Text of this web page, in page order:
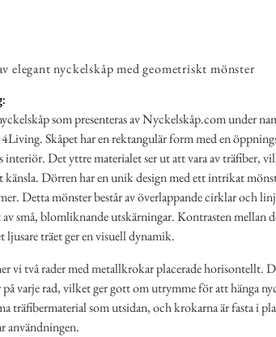
elegant nyckelskåp med geometriskt mönster
som presenteras av Nyckelskåp.com under
Skåpet har en rektangulär form med en
interiör. Det yttre materialet ser ut att vara av träfiber,
Dörren har en unik design med ett intrikat
Detta mönster består av överlappande cirklar och
små, blomliknande utskärningar. Kontrasten mellan
ljusare träet ger en visuell dynamik.
vi två rader med metallkrokar placerade horisontellt.
varje rad, vilket ger gott om utrymme för att hänga
träfibermaterial som utsidan, och krokarna är fasta i
användningen.